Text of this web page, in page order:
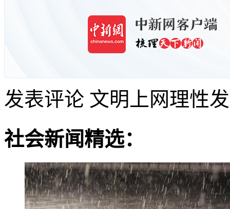
发表评论 文明上网理性
社会新闻精选：